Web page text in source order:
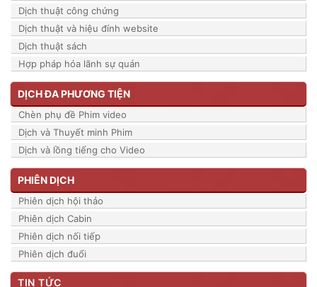
Dịch thuật công chứng
Dịch thuật và hiệu đính website
Dịch thuật sách
Hợp pháp hóa lãnh sự quán
DỊCH ĐA PHƯƠNG TIỆN
Chèn phụ đề Phim video
Dịch và Thuyết minh Phim
Dịch và lồng tiếng cho Video
PHIÊN DỊCH
Phiên dịch hội thảo
Phiên dịch Cabin
Phiên dịch nối tiếp
Phiên dịch đuổi
TIN TỨC